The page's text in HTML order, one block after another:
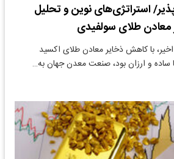
️استراتژی‌های نوین و تحلیل
معادن طلای سولفیدی
با کاهش ذخایر معادن طلای اکسید
و ارزان بود، صنعت معدن جهان به…